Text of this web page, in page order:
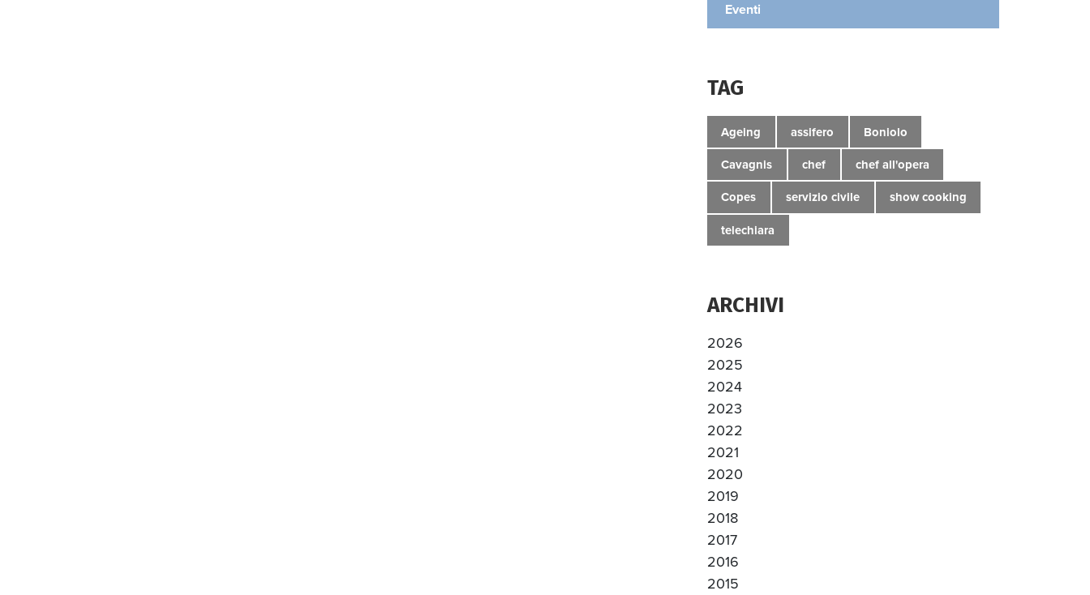
Eventi
TAG
Ageing assifero Boniolo
Cavagnis chef chef all'opera
Copes servizio civile show cooking
telechiara
ARCHIVI
2026
2025
2024
2023
2022
2021
2020
2019
2018
2017
2016
2015